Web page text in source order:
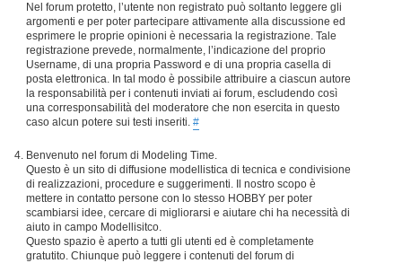
Nel forum protetto, l’utente non registrato può soltanto leggere gli
argomenti e per poter partecipare attivamente alla discussione ed
esprimere le proprie opinioni è necessaria la registrazione. Tale
registrazione prevede, normalmente, l’indicazione del proprio
Username, di una propria Password e di una propria casella di
posta elettronica. In tal modo è possibile attribuire a ciascun autore
la responsabilità per i contenuti inviati ai forum, escludendo così
una corresponsabilità del moderatore che non esercita in questo
caso alcun potere sui testi inseriti. #
Benvenuto nel forum di Modeling Time.
Questo è un sito di diffusione modellistica di tecnica e condivisione
di realizzazioni, procedure e suggerimenti. Il nostro scopo è
mettere in contatto persone con lo stesso HOBBY per poter
scambiarsi idee, cercare di migliorarsi e aiutare chi ha necessità di
aiuto in campo Modellisitco.
Questo spazio è aperto a tutti gli utenti ed è completamente
gratutito. Chiunque può leggere i contenuti del forum di